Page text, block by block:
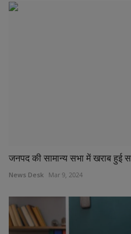
जनपद की सामान्य सभा में खराब हुई
News Desk Mar 9, 2024